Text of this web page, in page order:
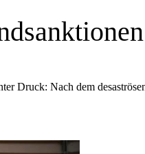
Druck: Nach dem